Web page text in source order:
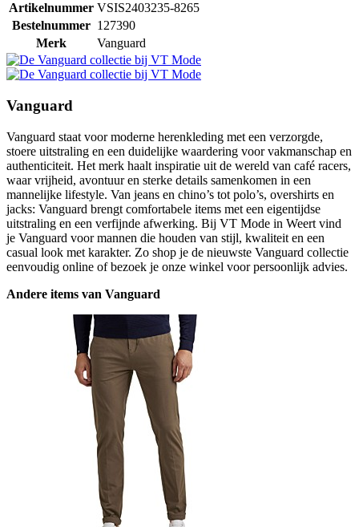
Artikelnummer VSIS2403235-8265
Bestelnummer 127390
Merk
Vanguard
Vanguard
Vanguard staat voor moderne herenkleding met een verzorgde,
stoere uitstraling en een duidelijke waardering voor vakmanschap en
authenticiteit. Het merk haalt inspiratie uit de wereld van café racers,
waar vrijheid, avontuur en sterke details samenkomen in een
mannelijke lifestyle. Van jeans en chino’s tot polo’s, overshirts en
jacks: Vanguard brengt comfortabele items met een eigentijdse
uitstraling en een verfijnde afwerking. Bij VT Mode in Weert vind
je Vanguard voor mannen die houden van stijl, kwaliteit en een
casual look met karakter. Zo shop je de nieuwste Vanguard collectie
eenvoudig online of bezoek je onze winkel voor persoonlijk advies.
Andere items van Vanguard